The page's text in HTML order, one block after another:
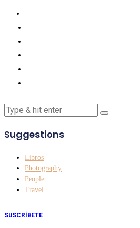
Suggestions
Libros
Photography
People
Travel
SUSCRÍBETE